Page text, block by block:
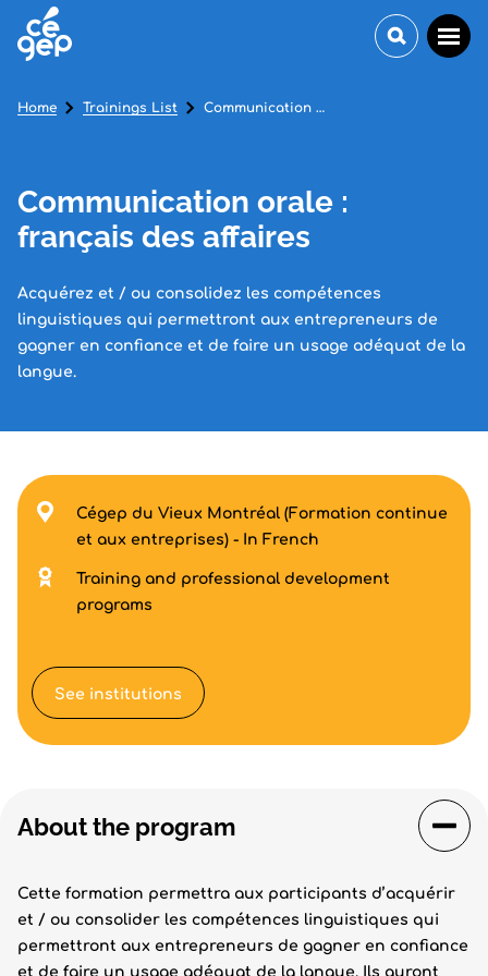
Communication orale :
français des affaires
Acquérez et / ou consolidez les compétences
linguistiques qui permettront aux entrepreneurs de
gagner en confiance et de faire un usage adéquat de la
langue.
Home Trainings List Communication orale : français des affaires
About the program
Cette formation permettra aux participants d’acquérir
et / ou consolider les compétences linguistiques qui
permettront aux entrepreneurs de gagner en confiance
et de faire un usage adéquat de la langue. Ils auront
Cégep du Vieux Montréal (Formation continue
et aux entreprises) - In French
Training and professional development
programs
See institutions